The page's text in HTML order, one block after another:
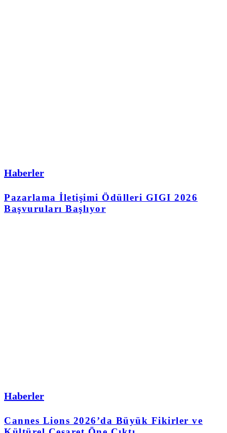
Haberler
Pazarlama İletişimi Ödülleri GIGI 2026
Başvuruları Başlıyor
Haberler
Cannes Lions 2026’da Büyük Fikirler ve